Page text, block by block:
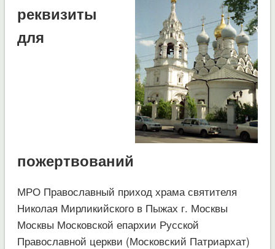
реквизиты
для
пожертвований
МРО Православный приход храма святителя
Николая Мирликийского в Пыжах г. Москвы
Москвы Московской епархии Русской
Православной церкви (Московский Патриархат)